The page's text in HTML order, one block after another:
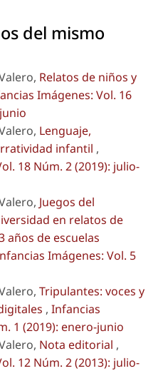
del mismo
Relatos de niños y
Imágenes: Vol. 16
Lenguaje,
infantil ,
18 Núm. 2 (2019): julio-
Juegos del
en relatos de
años de escuelas
Imágenes: Vol. 5
Tripulantes: voces y
, Infancias
1 (2019): enero-junio
Nota editorial ,
12 Núm. 2 (2013): julio-